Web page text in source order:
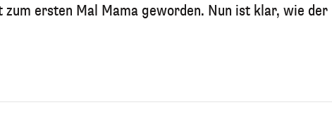
ersten Mal Mama geworden. Nun ist klar, wie der